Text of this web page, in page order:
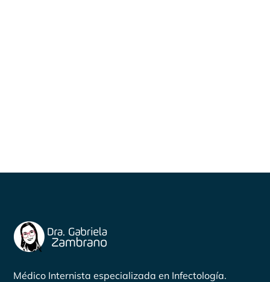
Médico Internista especializada en Infectología.